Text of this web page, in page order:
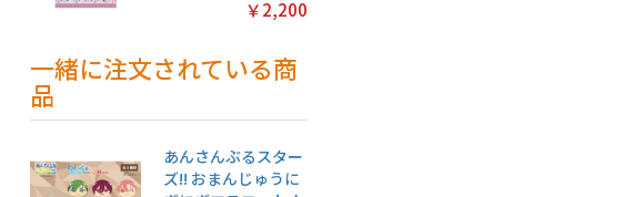
￥2,200
一緒に注文されている商
品
あんさんぶるスター
ズ!! おまんじゅうに